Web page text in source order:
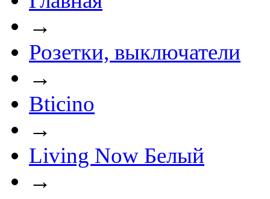
→
Розетки, выключатели
→
Bticino
→
Living Now Белый
→